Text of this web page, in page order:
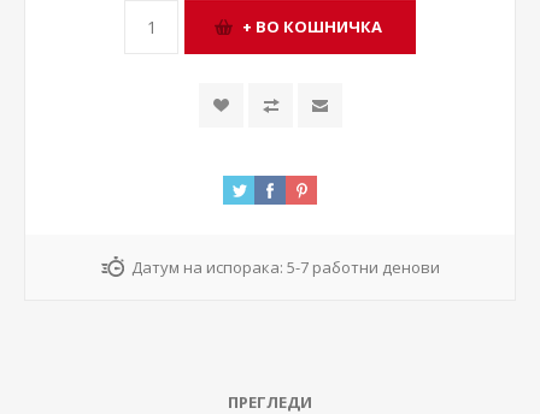
Датум на испорака: 5-7 работни денови
ПРЕГЛЕДИ